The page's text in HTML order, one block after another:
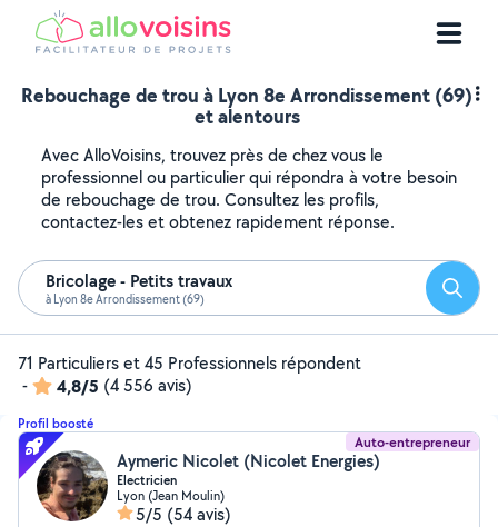
Rebouchage de trou à Lyon 8e Arrondissement (69)
et alentours
Avec AlloVoisins, trouvez près de chez vous le
professionnel ou particulier qui répondra à votre besoin
de rebouchage de trou. Consultez les profils,
contactez-les et obtenez rapidement réponse.
Bricolage - Petits travaux
à Lyon 8e Arrondissement (69)
71 Particuliers et 45 Professionnels répondent
-
4,8/5 (4 556 avis)
Profil boosté
Auto-entrepreneur
Aymeric Nicolet (Nicolet Energies)
Electricien
Lyon (Jean Moulin)
5/5 (54 avis)